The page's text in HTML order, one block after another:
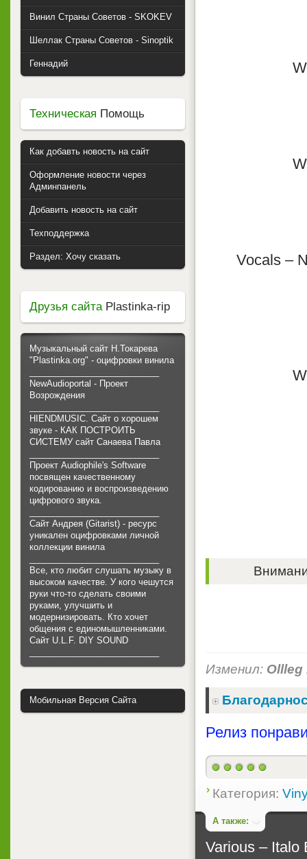
Vocals –
Изменил: Ollleg
Релиз
Категория:
А также:
Various ‎– Italo
Винил Страны Советов - SKOKEV
Шеллак Страны Советов - Sinoptik
Геннадий
Техническая Помощь
Как добавть новость на сайт
Оформление новости через
Админпанель
Добавить новость на сайт
Техподдержка
Раздел: Хочу сказать
Друзья сайтаPlastinka-rip
Музыкальный сайт Н.Токарева
"Plastinka.org" - оцифровки винила
NewAudioportal - Проект
Возрождения
HIENDMUSIC. Сайт о хорошем
звуке - КАК ПОСТРОИТЬ
СИСТЕМУ сайт Санаева Павла
Проект Audiophile's Software
посвящен качественному
кодированию и воспроизведению
цифрового звука.
Сайт Андрея (Gitarist) - ресурс
уникален оцифровками личной
коллекции винила
Все, кто любит слушать музыку в
высоком качестве. У кого чешутся
руки что-то сделать своими
руками, улучшить и
модернизировать. Кто хочет
общения с единомышленниками.
Cайт U.L.F. DIY SOUND
Мобильная Версия Сайта